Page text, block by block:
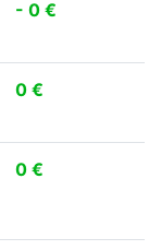
- 0 €
0 €
0 €